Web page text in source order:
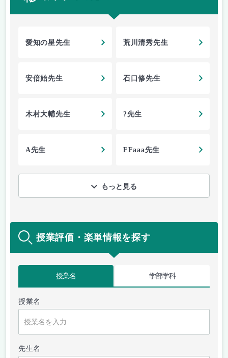
愛知の星先生 荒川清秀先生
安倍始先生 石口修先生
木村大輔先生 ?先生
A先生 FFaaa先生
もっと見る
授業評価・楽単情報を探す
授業名 学部学科
授業名
先生名